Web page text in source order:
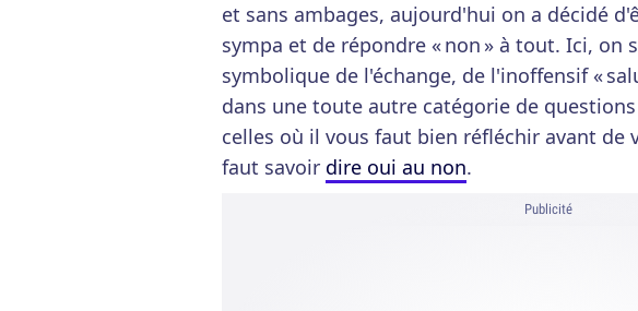
et sans ambages, aujourd'hui on a décidé
sympa et de répondre « non » à tout. Ici, on
symbolique de l'échange, de l'inoffensif «
dans une toute autre catégorie de
celles où il vous faut bien réfléchir avant de
faut savoir dire oui au non.
Publicité